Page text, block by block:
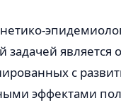
задачей является
с
эффектами